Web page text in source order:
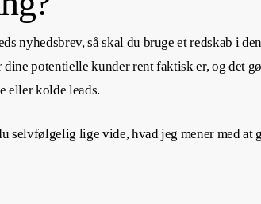
nyhedsbrev, så skal du bruge et redskab i
potentielle kunder rent faktisk er, og det
eller kolde leads.
selvfølgelig lige vide, hvad jeg mener med at